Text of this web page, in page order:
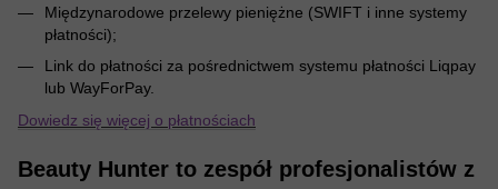
Międzynarodowe przelewy pieniężne (SWIFT i inne systemy
płatności);
Link do płatności za pośrednictwem systemu płatności Liqpay
lub WayForPay.
Dowiedz się więcej o płatnościach
Beauty Hunter to zespół profesjonalistów z